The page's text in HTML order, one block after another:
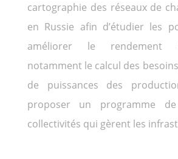
cartographie des réseaux de
en Russie afin d’étudier les
améliorer le rendement
notamment le calcul des
de puissances des
proposer un programme
collectivités qui gèrent les